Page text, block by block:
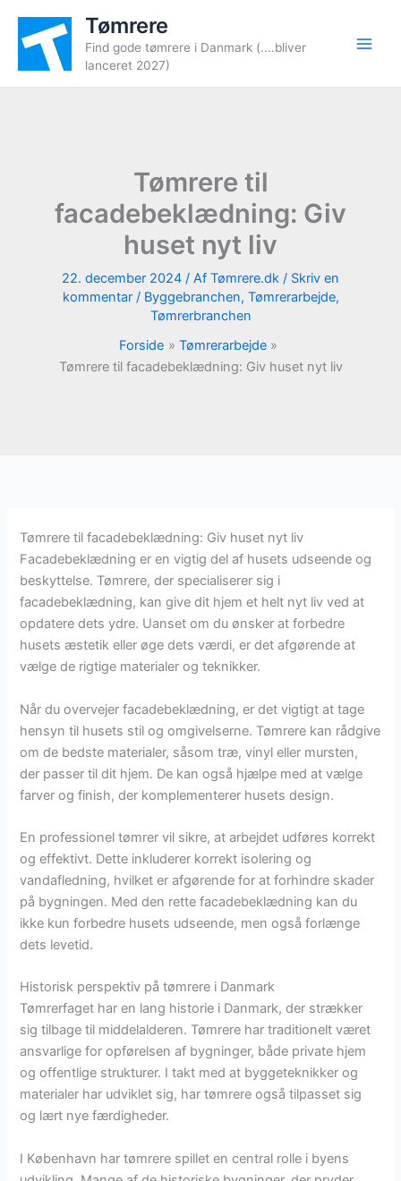
indholdet
Tømrere
Find gode tømrere i Danmark (....bliver
lanceret 2027)
Tømrere til
facadebeklædning: Giv
huset nyt liv
22. december 2024 / Af Tømrere.dk / Skriv en
kommentar / Byggebranchen, Tømrerarbejde,
Tømrerbranchen
Forside
Tømrerarbejde
Tømrere til facadebeklædning: Giv huset nyt liv
Tømrere til facadebeklædning: Giv huset nyt liv
Facadebeklædning er en vigtig del af husets udseende og
beskyttelse. Tømrere, der specialiserer sig i
facadebeklædning, kan give dit hjem et helt nyt liv ved at
opdatere dets ydre. Uanset om du ønsker at forbedre
husets æstetik eller øge dets værdi, er det afgørende at
vælge de rigtige materialer og teknikker.
Når du overvejer facadebeklædning, er det vigtigt at tage
hensyn til husets stil og omgivelserne. Tømrere kan rådgive
om de bedste materialer, såsom træ, vinyl eller mursten,
der passer til dit hjem. De kan også hjælpe med at vælge
farver og finish, der komplementerer husets design.
En professionel tømrer vil sikre, at arbejdet udføres korrekt
og effektivt. Dette inkluderer korrekt isolering og
vandafledning, hvilket er afgørende for at forhindre skader
på bygningen. Med den rette facadebeklædning kan du
ikke kun forbedre husets udseende, men også forlænge
dets levetid.
Historisk perspektiv på tømrere i Danmark
Tømrerfaget har en lang historie i Danmark, der strækker
sig tilbage til middelalderen. Tømrere har traditionelt været
ansvarlige for opførelsen af bygninger, både private hjem
og offentlige strukturer. I takt med at byggeteknikker og
materialer har udviklet sig, har tømrere også tilpasset sig
og lært nye færdigheder.
I København har tømrere spillet en central rolle i byens